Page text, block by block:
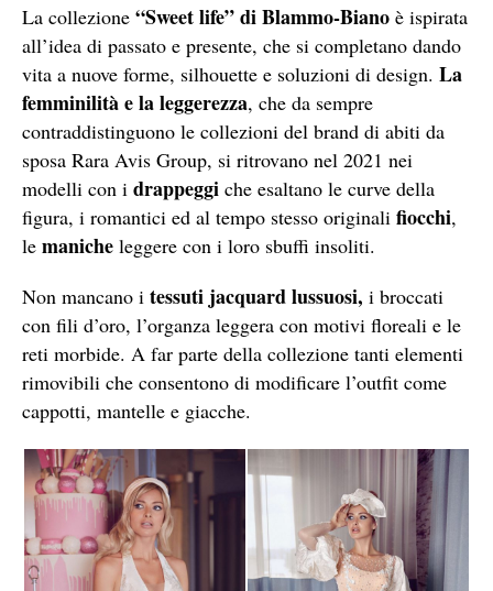
La collezione “Sweet life” di Blammo-Biano è ispirata
all’idea di passato e presente, che si completano dando
vita a nuove forme, silhouette e soluzioni di design. La
femminilità e la leggerezza, che da sempre
contraddistinguono le collezioni del brand di abiti da
sposa Rara Avis Group, si ritrovano nel 2021 nei
modelli con i drappeggi che esaltano le curve della
figura, i romantici ed al tempo stesso originali fiocchi,
le maniche leggere con i loro sbuffi insoliti.
Non mancano i tessuti jacquard lussuosi, i broccati
con fili d’oro, l’organza leggera con motivi floreali e le
reti morbide. A far parte della collezione tanti elementi
rimovibili che consentono di modificare l’outfit come
cappotti, mantelle e giacche.